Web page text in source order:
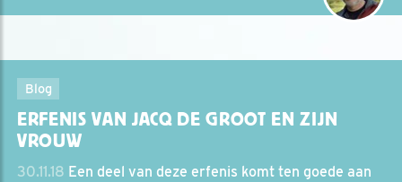
Blog
ERFENIS VAN JACQ DE GROOT EN ZIJN
VROUW
30.11.18 Een deel van deze erfenis komt ten goede aan